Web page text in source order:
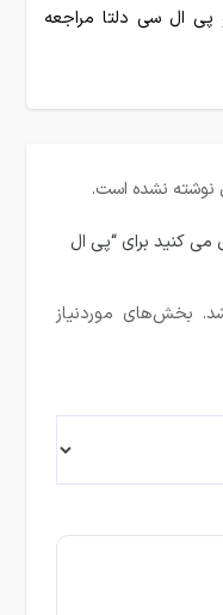
پی ال سی دلتا مراجعه
نشده است.
می کنید برای “پی ال
بخش‌های موردنیاز